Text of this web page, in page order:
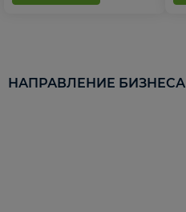
НАПРАВЛЕНИЕ БИЗНЕСА